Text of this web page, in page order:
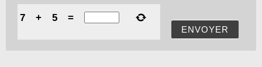
ENVOYER
7 + 5 =